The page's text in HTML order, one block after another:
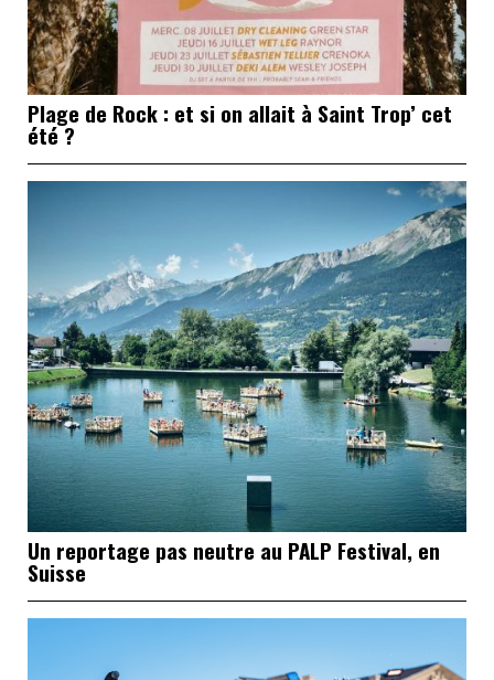
Plage de Rock : et si on allait à Saint Trop’ cet
été ?
Un reportage pas neutre au PALP Festival, en
Suisse